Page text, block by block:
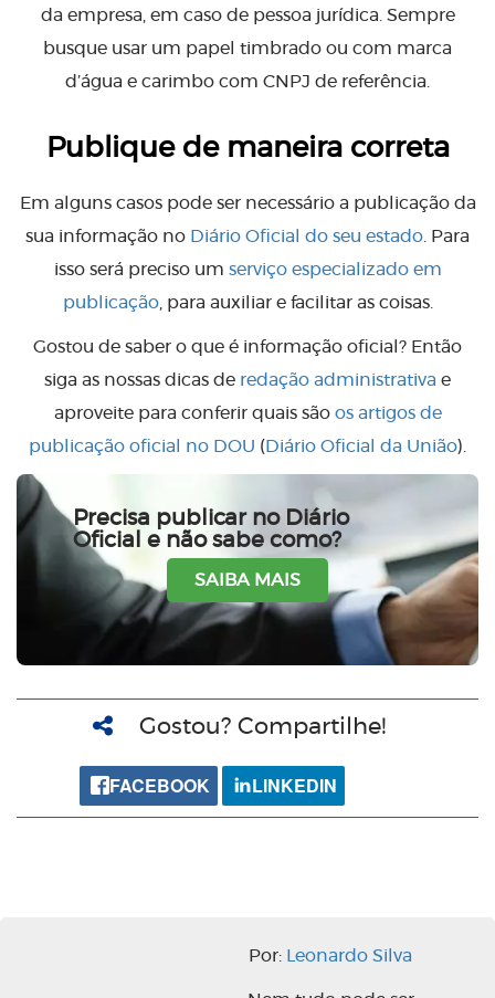
da empresa, em caso de pessoa jurídica. Sempre
busque usar um papel timbrado ou com marca
d’água e carimbo com CNPJ de referência.
Publique de maneira correta
Em alguns casos pode ser necessário a publicação da
sua informação no Diário Oficial do seu estado. Para
isso será preciso um serviço especializado em
publicação, para auxiliar e facilitar as coisas.
Gostou de saber o que é informação oficial? Então
siga as nossas dicas de redação administrativa e
aproveite para conferir quais são os artigos de
publicação oficial no DOU ( Diário Oficial da União).
Precisa publicar no Diário
Oficial e não sabe como?
SAIBA MAIS
Gostou? Compartilhe!
FACEBOOK LINKEDIN
Por: Leonardo Silva